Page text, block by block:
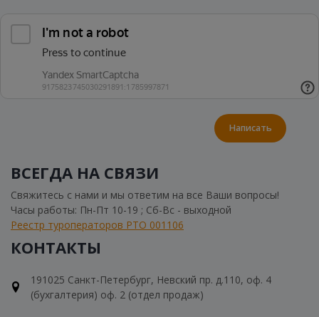
Написать
ВСЕГДА НА СВЯЗИ
Свяжитесь с нами и мы ответим на все Ваши вопросы!
Часы работы: Пн-Пт 10-19 ; Сб-Вс - выходной
Реестр туроператоров РТО 001106
КОНТАКТЫ
191025 Санкт-Петербург, Невский пр. д.110, оф. 4
(бухгалтерия) оф. 2 (отдел продаж)